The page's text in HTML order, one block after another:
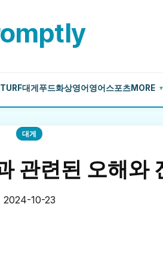
대게 푸드화상영어 영어 스포츠MORE
대게
관련된 오해와
2024-10-23